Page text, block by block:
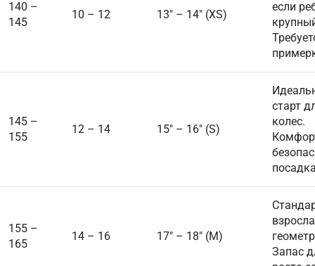
140 –
145
10 – 12 13″ – 14″ (XS)
если
145 –
155
12 – 14 15″ – 16″ (S)
старт
колес.
155 –
165
14 – 16 17″ – 18″ (M)
Запас